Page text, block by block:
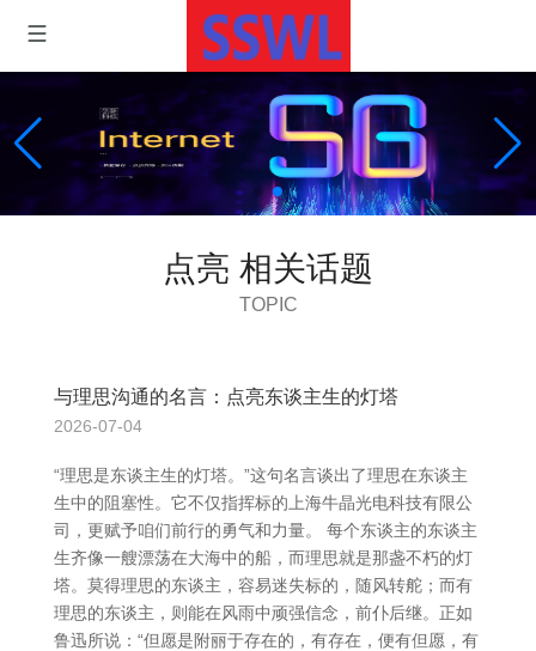
点亮 相关话题
TOPIC
与理思沟通的名言：点亮东谈主生的灯塔
2026-07-04
“理思是东谈主生的灯塔。”这句名言谈出了理思在东谈主
生中的阻塞性。它不仅指挥标的上海牛晶光电科技有限公
司，更赋予咱们前行的勇气和力量。 每个东谈主的东谈主
生齐像一艘漂荡在大海中的船，而理思就是那盏不朽的灯
塔。莫得理思的东谈主，容易迷失标的，随风转舵；而有
理思的东谈主，则能在风雨中顽强信念，前仆后继。正如
鲁迅所说：“但愿是附丽于存在的，有存在，便有但愿，有